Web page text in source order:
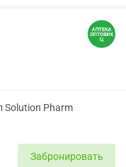
Solution Pharm
Забронировать